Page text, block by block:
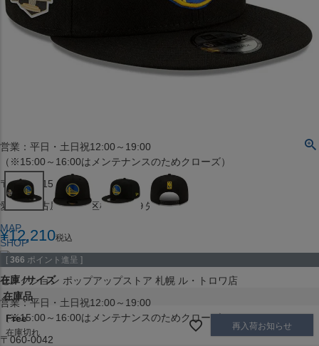
営業：土・日・祝日のみ 12:00-18:00
〒101-0061
東京都千代田区神田三崎町２丁目２２−１ 1F
営業：平日・土日祝12:00～19:00
（※15:00～16:00はメンテナンスのためクローズ）
〒453-0015
愛知県名古屋市中村区椿町６−９先
MAP
SHOP
セレクション ポップアップストア 札幌 ル・トロワ店
営業：平日・土日祝12:00～19:00
（※15:00～16:00はメンテナンスのためクローズ）
〒060-0042
¥12,210税込
[ 366 ポイント進呈 ]
在庫 サイズ
在庫品
Free
在庫切れ
再入荷お知らせ